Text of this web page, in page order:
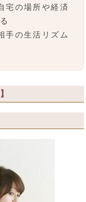
宅の場所や経済
手の生活リズム